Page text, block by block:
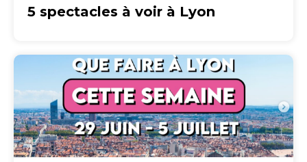
5 spectacles à voir à Lyon